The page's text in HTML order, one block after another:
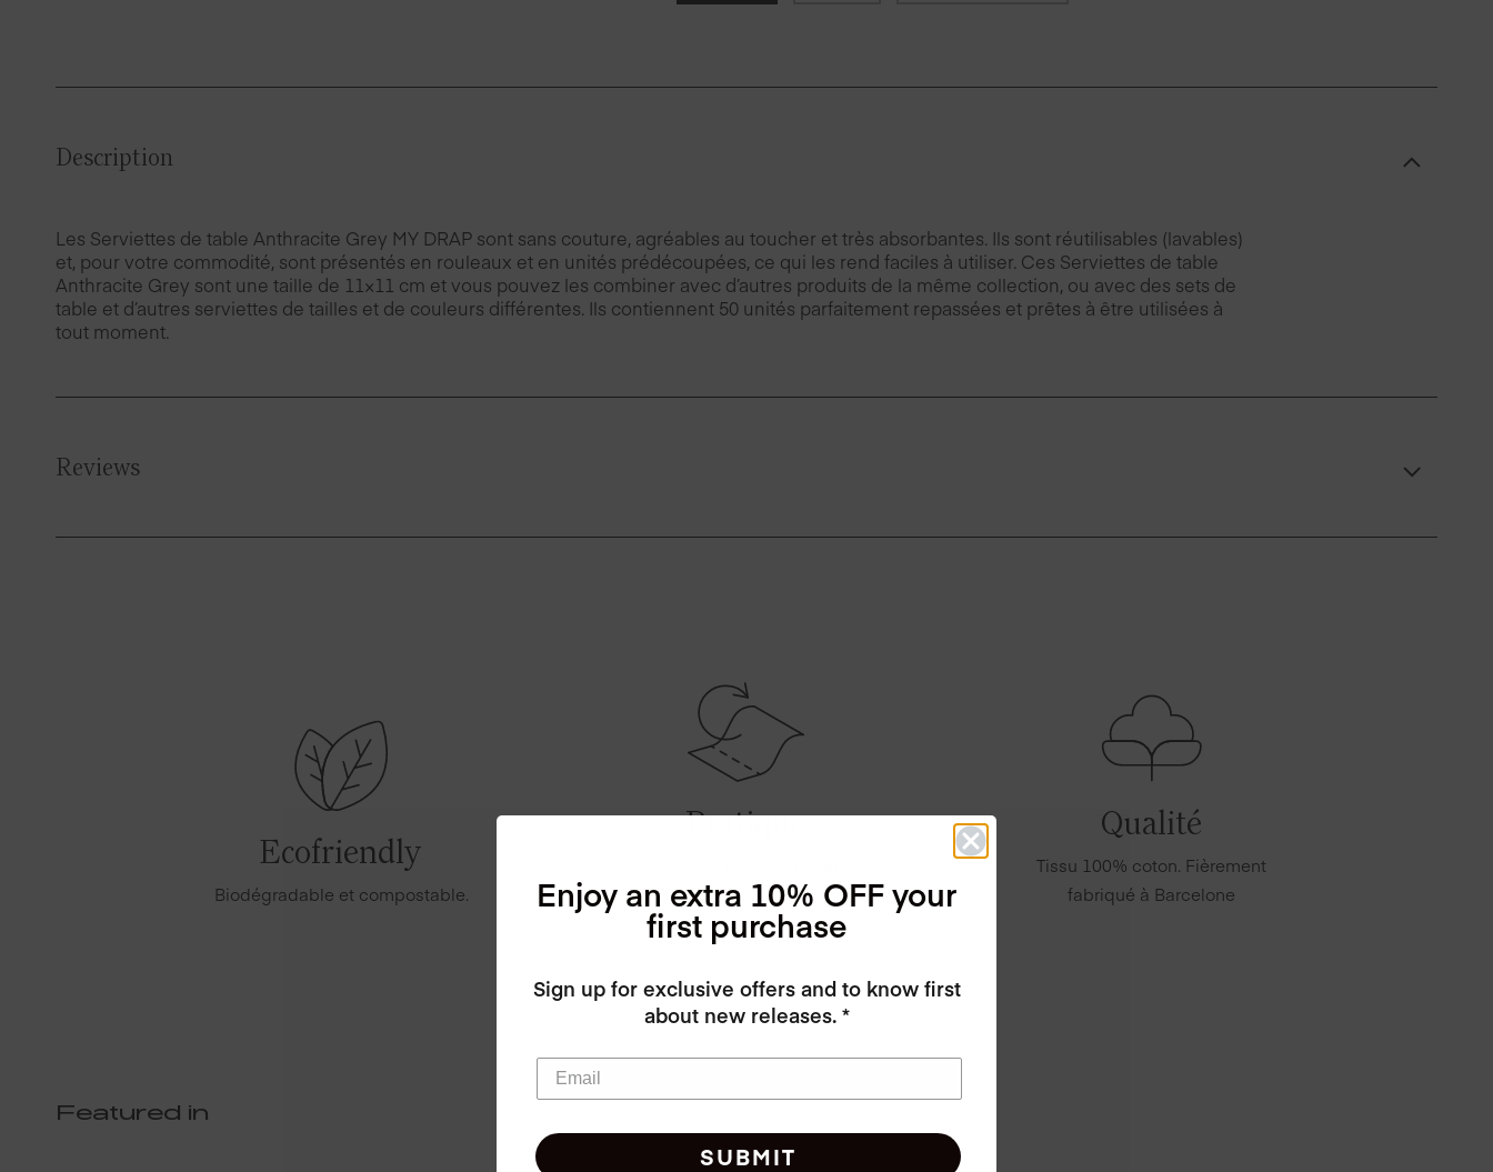
Description
Les Serviettes de table Anthracite Grey MY DRAP sont sans couture, agréables au toucher et très absorbantes. Ils sont réutilisables (lavables)
et, pour votre commodité, sont présentés en rouleaux et en unités prédécoupées, ce qui les rend faciles à utiliser. Ces Serviettes de table
Anthracite Grey sont une taille de 11×11 cm et vous pouvez les combiner avec d’autres produits de la même collection, ou avec des sets de
table et d’autres serviettes de tailles et de couleurs différentes. Ils contiennent 50 unités parfaitement repassées et prêtes à être utilisées à
tout moment.
Reviews
Ecofriendly
Biodégradable et compostable.
Pratique
Comme vous voulez!
Qualité
Tissu 100% coton. Fièrement
fabriqué à Barcelone
Featured in
Enjoy an extra 10% OFF your
first purchase
Sign up for exclusive offers and to know first
about new releases. *
SUBMIT